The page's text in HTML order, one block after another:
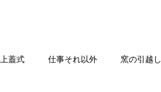
上蓋式 仕事それ以外 窯の引越し